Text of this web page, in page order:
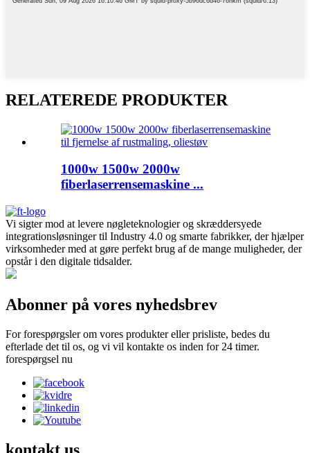
RELATEREDE PRODUKTER
1000w 1500w 2000w
fiberlaserrensemaskine ...
Vi sigter mod at levere nøgleteknologier og skræddersyede
integrationsløsninger til Industry 4.0 og smarte fabrikker, der hjælper
virksomheder med at gøre perfekt brug af de mange muligheder, der
opstår i den digitale tidsalder.
Abonner på vores nyhedsbrev
For forespørgsler om vores produkter eller prisliste, bedes du
efterlade det til os, og vi vil kontakte os inden for 24 timer.
forespørgsel nu
kontakt us